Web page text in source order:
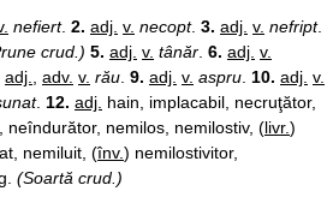
nefiert. 2. adj. v. necopt. 3. adj. v. nefript.
crud.) 5. adj. v. tânăr 6. adj. v.
adj. adv. v. rău 9. adj. v. aspru 10. adj. v.
. 12. adj. hain, implacabil, necruţător,
neîndurător, nemilos, nemilostiv, (livr.)
nemiluit, (înv.) nemilostivitor,
(Soartă crud.)